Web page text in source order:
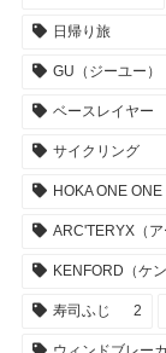
日帰り旅
GU（ジーユー）
ベースレイヤー
サイクリング
HOKA ONE ONE
ARC'TERYX（ア
KENFORD（ケ
寿司ふじ 2